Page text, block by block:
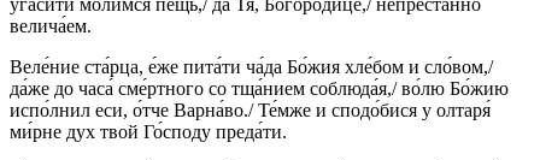
велича́ем.
Веле́ние ста́рца, е́же пита́ти ча́да Бо́жия хле́бом и сло́вом,/
да́же до часа́ сме́ртного со тща́нием соблюда́я,/ во́лю Бо́жию
испо́лнил еси, о́тче Варна́во./ Те́мже и сподо́бися у олтаря́
ми́рне дух твой Го́споду преда́ти.